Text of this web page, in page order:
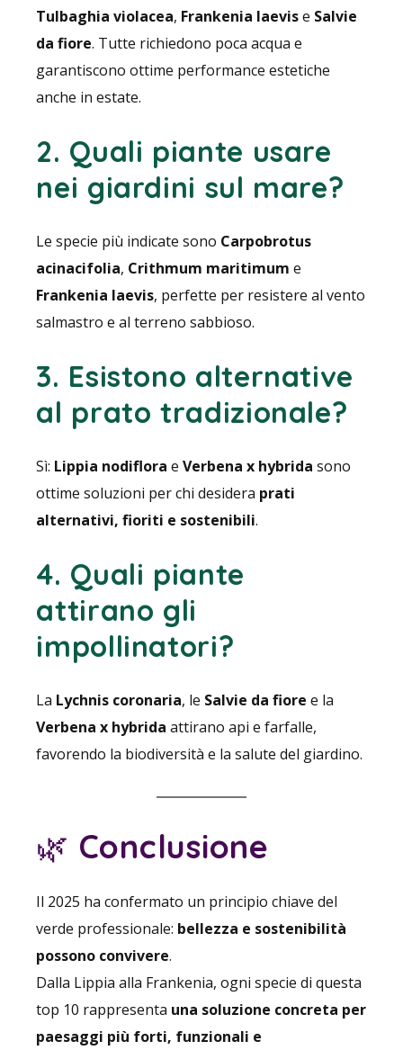
Tulbaghia violacea, Frankenia laevise Salvie
da fiore. Tutte richiedono poca acqua e
garantiscono ottime performance estetiche
anche in estate.
2. Quali piante usare
nei giardini sul mare?
Le specie più indicate sono Carpobrotus
acinacifolia, Crithmum maritimum e
Frankenia laevis, perfette per resistere al vento
salmastro e al terreno sabbioso.
3. Esistono alternative
al prato tradizionale?
Sì: Lippia nodiflora eVerbena x hybrida sono
ottime soluzioni per chi desidera prati
alternativi, fioriti e sostenibili.
4. Quali piante
attirano gli
impollinatori?
La Lychnis coronaria, le Salvie da fiore e la
Verbena x hybrida attirano api e farfalle,
favorendo la biodiversità e la salute del giardino.
🌿 Conclusione
Il 2025 ha confermato un principio chiave del
verde professionale: bellezza e sostenibilità
possono convivere.
Dalla Lippia alla Frankenia, ogni specie di questa
top 10 rappresenta una soluzione concreta per
paesaggi più forti, funzionali e